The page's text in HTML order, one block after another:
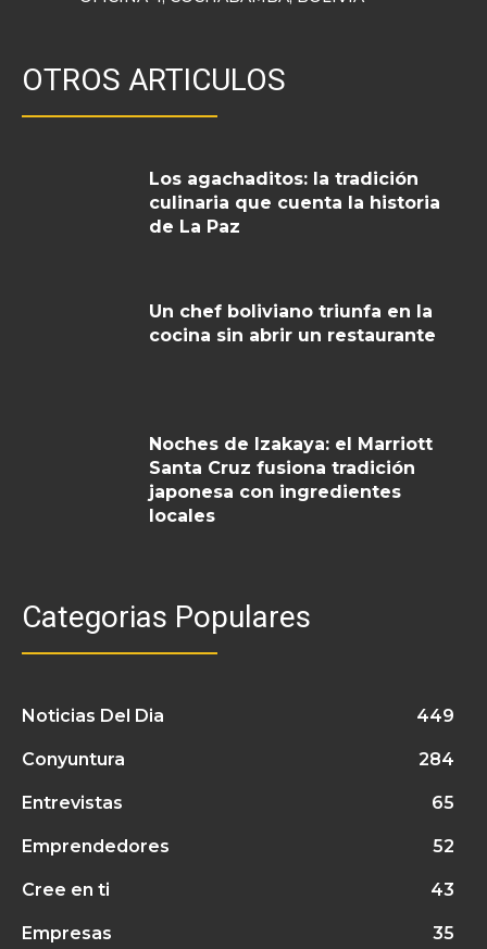
OTROS ARTICULOS
Los agachaditos: la tradición
culinaria que cuenta la historia
de La Paz
Un chef boliviano triunfa en la
cocina sin abrir un restaurante
Noches de Izakaya: el Marriott
Santa Cruz fusiona tradición
japonesa con ingredientes
locales
Categorias Populares
Noticias Del Dia 449
Conyuntura 284
Entrevistas 65
Emprendedores 52
Cree en ti 43
Empresas 35